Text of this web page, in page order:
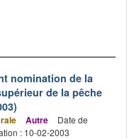
nomination de la
de la pêche
Autre
Date de
: 10-02-2003